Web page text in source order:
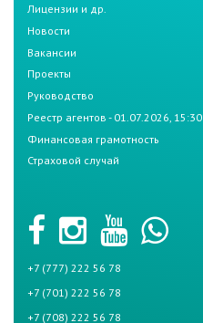
Лицензии и др.
Новости
Вакансии
Проекты
Руководство
Реестр агентов - 01.07.2026, 15:30
Финансовая грамотность
Страховой случай
+7 (777) 222 56 78
+7 (701) 222 56 78
+7 (708) 222 56 78